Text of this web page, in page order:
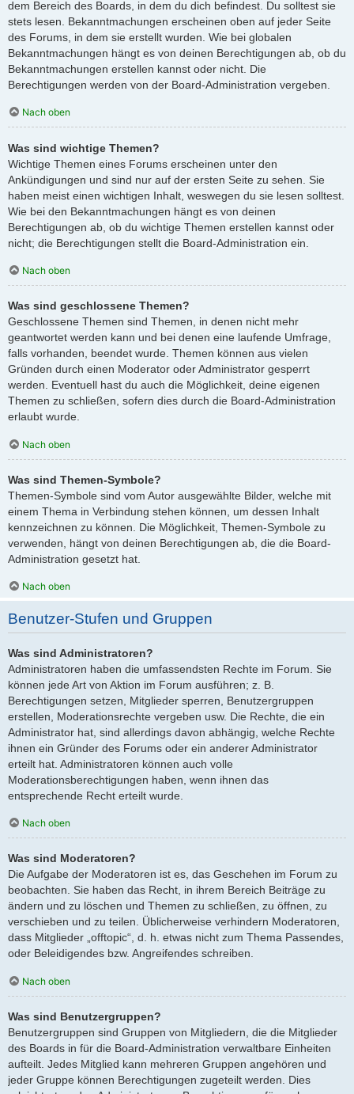
dem Bereich des Boards, in dem du dich befindest. Du solltest sie
stets lesen. Bekanntmachungen erscheinen oben auf jeder Seite
des Forums, in dem sie erstellt wurden. Wie bei globalen
Bekanntmachungen hängt es von deinen Berechtigungen ab, ob du
Bekanntmachungen erstellen kannst oder nicht. Die
Berechtigungen werden von der Board-Administration vergeben.
Nach oben
Was sind wichtige Themen?
Wichtige Themen eines Forums erscheinen unter den
Ankündigungen und sind nur auf der ersten Seite zu sehen. Sie
haben meist einen wichtigen Inhalt, weswegen du sie lesen solltest.
Wie bei den Bekanntmachungen hängt es von deinen
Berechtigungen ab, ob du wichtige Themen erstellen kannst oder
nicht; die Berechtigungen stellt die Board-Administration ein.
Nach oben
Was sind geschlossene Themen?
Geschlossene Themen sind Themen, in denen nicht mehr
geantwortet werden kann und bei denen eine laufende Umfrage,
falls vorhanden, beendet wurde. Themen können aus vielen
Gründen durch einen Moderator oder Administrator gesperrt
werden. Eventuell hast du auch die Möglichkeit, deine eigenen
Themen zu schließen, sofern dies durch die Board-Administration
erlaubt wurde.
Nach oben
Was sind Themen-Symbole?
Themen-Symbole sind vom Autor ausgewählte Bilder, welche mit
einem Thema in Verbindung stehen können, um dessen Inhalt
kennzeichnen zu können. Die Möglichkeit, Themen-Symbole zu
verwenden, hängt von deinen Berechtigungen ab, die die Board-
Administration gesetzt hat.
Nach oben
Benutzer-Stufen und Gruppen
Was sind Administratoren?
Administratoren haben die umfassendsten Rechte im Forum. Sie
können jede Art von Aktion im Forum ausführen; z. B.
Berechtigungen setzen, Mitglieder sperren, Benutzergruppen
erstellen, Moderationsrechte vergeben usw. Die Rechte, die ein
Administrator hat, sind allerdings davon abhängig, welche Rechte
ihnen ein Gründer des Forums oder ein anderer Administrator
erteilt hat. Administratoren können auch volle
Moderationsberechtigungen haben, wenn ihnen das
entsprechende Recht erteilt wurde.
Nach oben
Was sind Moderatoren?
Die Aufgabe der Moderatoren ist es, das Geschehen im Forum zu
beobachten. Sie haben das Recht, in ihrem Bereich Beiträge zu
ändern und zu löschen und Themen zu schließen, zu öffnen, zu
verschieben und zu teilen. Üblicherweise verhindern Moderatoren,
dass Mitglieder „offtopic“, d. h. etwas nicht zum Thema Passendes,
oder Beleidigendes bzw. Angreifendes schreiben.
Nach oben
Was sind Benutzergruppen?
Benutzergruppen sind Gruppen von Mitgliedern, die die Mitglieder
des Boards in für die Board-Administration verwaltbare Einheiten
aufteilt. Jedes Mitglied kann mehreren Gruppen angehören und
jeder Gruppe können Berechtigungen zugeteilt werden. Dies